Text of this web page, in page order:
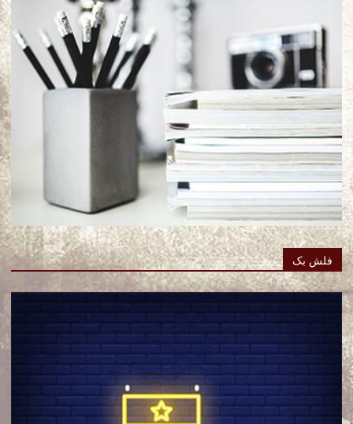
فلش بک